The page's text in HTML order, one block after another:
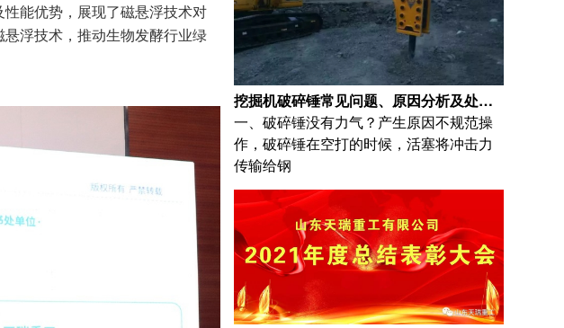
挖掘机破碎锤常见问题、原因分析及处理方法？
一、破碎锤没有力气？产生原因不规范操
作，破碎锤在空打的时候，活塞将冲击力
传输给钢
能优势，展现了磁悬浮技术对
浮技术，推动生物发酵行业绿